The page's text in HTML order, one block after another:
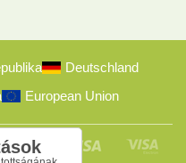
Deutschland
European Union